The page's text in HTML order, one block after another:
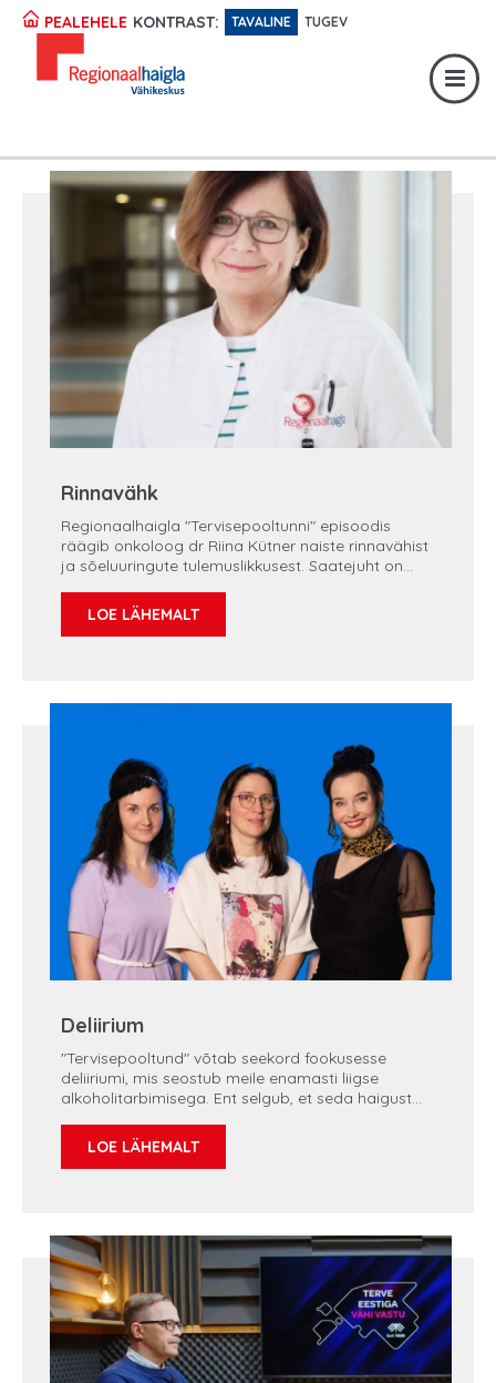
PEALEHELE KONTRAST: TAVALINE TUGEV
617 1049
Erakorraline abi:
Rinnavähk
Regionaalhaigla "Tervisepooltunni" episoodis
räägib onkoloog dr Riina Kütner naiste rinnavähist
ja sõeluuringute tulemuslikkusest. Saatejuht on
LOE LÄHEMALT
Deliirium
"Tervisepooltund" võtab seekord fookusesse
deliiriumi, mis seostub meile enamasti liigse
alkoholitarbimisega. Ent selgub, et seda haigust
LOE LÄHEMALT